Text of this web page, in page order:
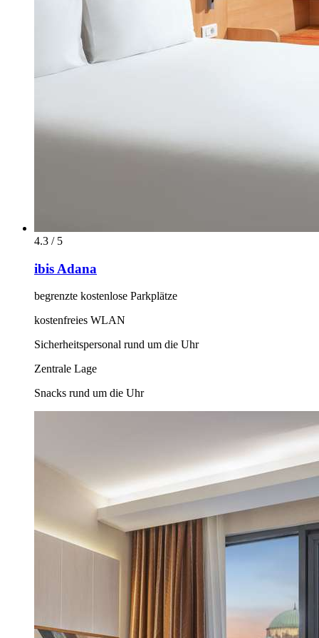
4.3 / 5
ibis Adana
begrenzte kostenlose Parkplätze
kostenfreies WLAN
Sicherheitspersonal rund um die Uhr
Zentrale Lage
Snacks rund um die Uhr